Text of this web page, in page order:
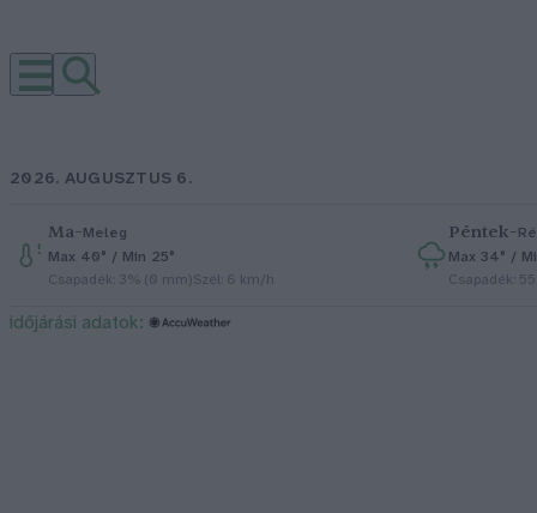
2026. AUGUSZTUS 6.
Ma–Meleg
Max 40° / Min 25°
Csapadék: 3% (0 mm)Szél: 6 km/h
Péntek–
Max 34° /
Csapadék:
időjárási adatok: